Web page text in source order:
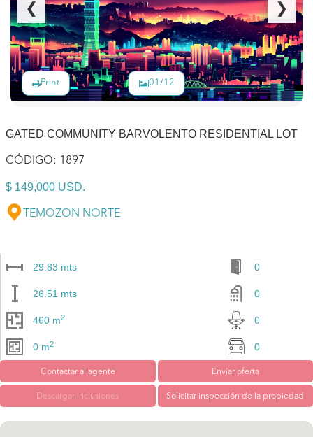
❮ ❯
01/12
Print
GATED COMMUNITY BARVOLENTO RESIDENTIAL LOT
CÓDIGO: 1897
$ 149,000 USD.
TEMOZON NORTE
29.83 mts 0
26.51 mts 0
460 m2 0
0 m2 0
Contactar al agente Enviar oferta
Descargar inclusiones Solicitar inspección de la propiedad